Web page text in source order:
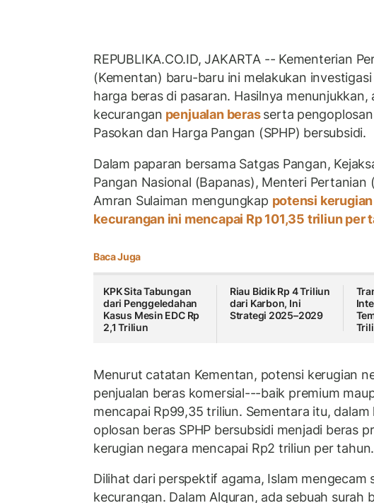
REPUBLIKA.CO.ID, JAKARTA -- Kementerian
(Kementan) baru-baru ini melakukan
harga beras di pasaran. Hasilnya menunjukkan,
kecurangan penjualan berasserta
Pasokan dan Harga Pangan (SPHP) bersubsidi.
Dalam paparan bersama Satgas Pangan,
Pangan Nasional (Bapanas), Menteri Pertanian
Amran Sulaiman mengungkap potensi
kecurangan ini mencapai Rp 101,35 triliun per
Baca Juga
KPK Sita Tabungan
dari Penggeledahan
Kasus Mesin EDC Rp
2,1 Triliun
Riau Bidik Rp 4 Triliun
dari Karbon, Ini
Strategi 2025–2029
Menurut catatan Kementan, potensi kerugian
penjualan beras komersial---baik premium
mencapai Rp99,35 triliun. Sementara itu, dalam
oplosan beras SPHP bersubsidi menjadi beras
kerugian negara mencapai Rp2 triliun per tahun.
Dilihat dari perspektif agama, Islam mengecam
kecurangan. Dalam Alquran, ada sebuah surah